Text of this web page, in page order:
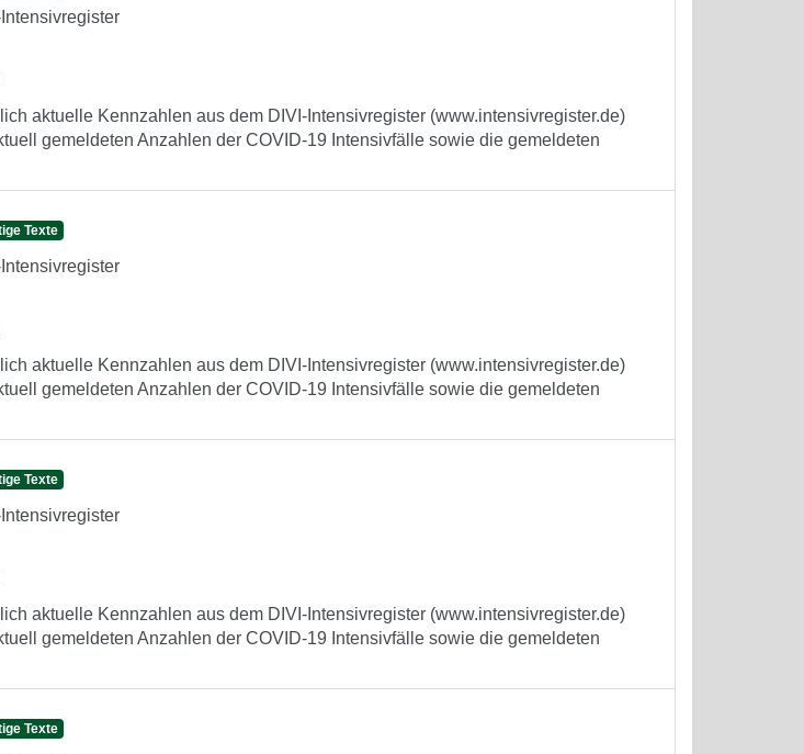
aktuelle Kennzahlen aus dem DIVI-Intensivregister (www.intensivregister.de)
gemeldeten Anzahlen der COVID-19 Intensivfälle sowie die gemeldeten
Texte
aktuelle Kennzahlen aus dem DIVI-Intensivregister (www.intensivregister.de)
gemeldeten Anzahlen der COVID-19 Intensivfälle sowie die gemeldeten
Texte
aktuelle Kennzahlen aus dem DIVI-Intensivregister (www.intensivregister.de)
gemeldeten Anzahlen der COVID-19 Intensivfälle sowie die gemeldeten
Texte